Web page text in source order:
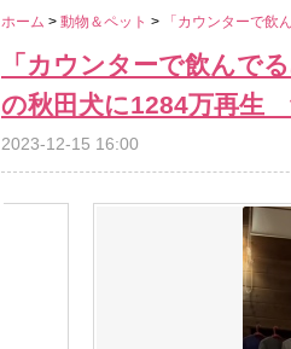
ホーム > 動物＆ペット > 「カウンターで
「カウンターで飲んで
の秋田犬に1284万再生
2023-12-15 16:00